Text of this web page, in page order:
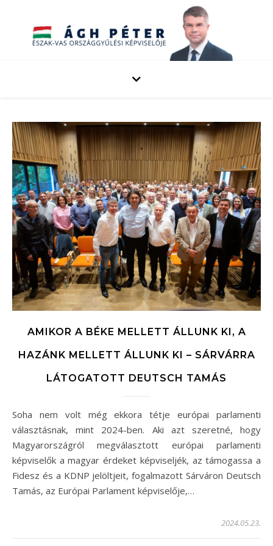
AMIKOR A BÉKE MELLETT ÁLLUNK KI, A
HAZÁNK MELLETT ÁLLUNK KI – SÁRVÁRRA
LÁTOGATOTT DEUTSCH TAMÁS
Soha nem volt még ekkora tétje európai parlamenti
választásnak, mint 2024-ben. Aki azt szeretné, hogy
Magyarországról megválasztott európai parlamenti
képviselők a magyar érdeket képviseljék, az támogassa a
Fidesz és a KDNP jelöltjeit, fogalmazott Sárváron Deutsch
Tamás, az Európai Parlament képviselője,…
2024.05.23.